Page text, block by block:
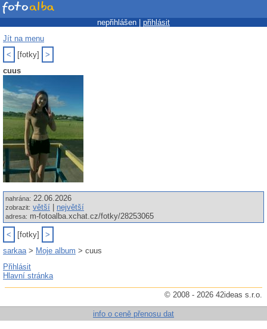
nepřihlášen | přihlásit
Jít na menu
<
[fotky]
>
cuus
nahrána: 22.06.2026
zobrazit: větší největší
adresa: m-fotoalba.xchat.cz/fotky/28253065
< [fotky]
>
sarkaa> Moje album > cuus
Přihlásit
Hlavní stránka
© 2008 - 2026 42ideas s.r.o.
info o ceně přenosu dat